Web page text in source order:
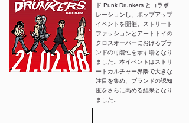
ド Punk Drunkers とコラボ
レーションし、ポップアップ
イベントを開催。ストリート
ファッションとアートトイの
クロスオーバーにおけるブラ
ンドの可能性を示す場となり
ました。本イベントはストリ
ートカルチャー界隈で大きな
注目を集め、ブランドの認知
度をさらに高める結果となり
ました。